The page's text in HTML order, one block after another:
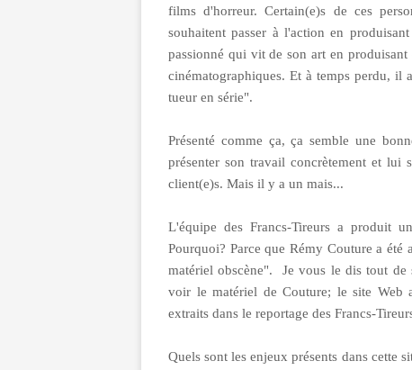
films d'horreur. Certain(e)s de ces
souhaitent passer à l'action en
passionné qui vit de son art en
cinématographiques. Et à temps perdu, il
tueur en série".
Présenté comme ça, ça semble une
présenter son travail concrètement et lui
client(e)s. Mais il y a un mais...
L'équipe des Francs-Tireurs a produit
Pourquoi? Parce que Rémy Couture a
matériel obscène". Je vous le dis tout
voir le matériel de Couture; le site Web
extraits dans le reportage des Francs-
Quels sont les enjeux présents dans cette